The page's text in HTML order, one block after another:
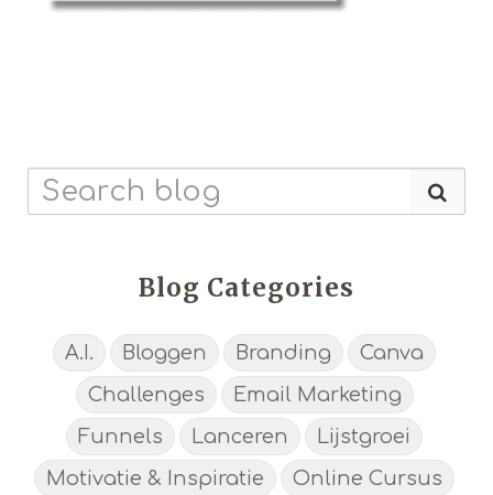
Blog Categories
A.I. Bloggen Branding
Canva
Challenges
Email Marketing
Funnels
Lanceren
Lijstgroei
Motivatie & Inspiratie
Online Cursus